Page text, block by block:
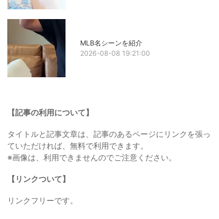
MLB名シーンを紹介
2026-08-08 19:21:00
【記事の利用について】
タイトルと記事文章は、記事のあるページにリンクを張っ
ていただければ、無料で利用できます。
※画像は、利用できませんのでご注意ください。
【リンクついて】
リンクフリーです。